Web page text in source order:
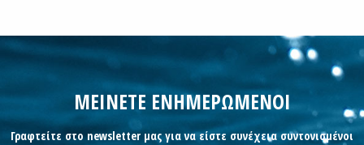
ΜΕΙΝΕΤΕ ΕΝΗΜΕΡΩΜΕΝΟΙ
Γραφτείτε στο newsletter μας για να είστε συνέχεια συντονισμένοι